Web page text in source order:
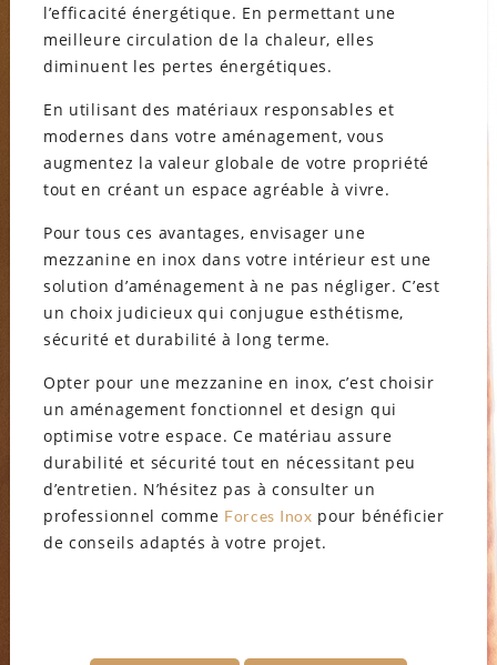
l’efficacité énergétique. En permettant une
meilleure circulation de la chaleur, elles
diminuent les pertes énergétiques.
En utilisant des matériaux responsables et
modernes dans votre aménagement, vous
augmentez la valeur globale de votre propriété
tout en créant un espace agréable à vivre.
Pour tous ces avantages, envisager une
mezzanine en inox dans votre intérieur est une
solution d’aménagement à ne pas négliger. C’est
un choix judicieux qui conjugue esthétisme,
sécurité et durabilité à long terme.
Opter pour une mezzanine en inox, c’est choisir
un aménagement fonctionnel et design qui
optimise votre espace. Ce matériau assure
durabilité et sécurité tout en nécessitant peu
d’entretien. N’hésitez pas à consulter un
professionnel comme Forces Inox pour bénéficier
de conseils adaptés à votre projet.